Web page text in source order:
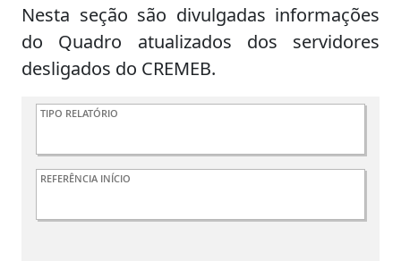
Nesta seção são divulgadas informações
do Quadro atualizados dos servidores
desligados do CREMEB.